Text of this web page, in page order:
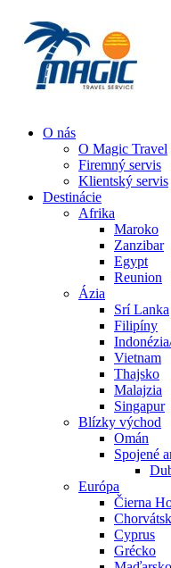
O nás
O Magic Travel
Firemný servis
Klientský servis
Destinácie
Afrika
Maroko
Zanzibar
Egypt
Reunion
Ázia
Srí Lanka
Filipíny
Vietnam
Thajsko
Malajzia
Singapur
Blízky východ
Omán
Spojené
Európa
Čierna
Cyprus
Grécko